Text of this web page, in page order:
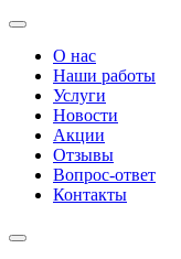
О нас
Наши работы
Услуги
Новости
Акции
Отзывы
Вопрос-ответ
Контакты